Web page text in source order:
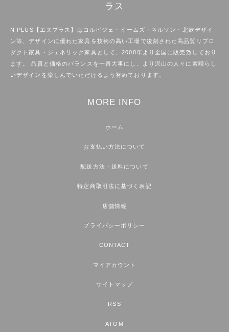
ラス
N PLUS【エヌプラス】はコルビジェ・イームズ・ネルソン・北欧デザイ
ン等、デザインに優れた家具を技術の高い工場で復刻された高品質リプロ
ダクト家具・ジェネリック家具として、2008年より全国に販売致しており
ます。 品質と価格のバランスを一番大事にし、より沢山の人々に素晴らし
いデザインを楽しんでいただけるよう努めております。
MORE INFO
ホーム
お支払い方法について
配送方法・送料について
特定商取引法に基づく表記
店舗情報
プライバシーポリシー
CONTACT
マイアカウント
サイトマップ
RSS
ATOM